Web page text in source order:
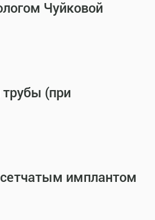
Чуйковой
(при
сетчатым имплантом